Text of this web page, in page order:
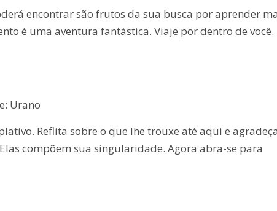
encontrar são frutos da sua busca por aprender
é uma aventura fantástica. Viaje por dentro de você.
Urano
Reflita sobre o que lhe trouxe até aqui e
compõem sua singularidade. Agora abra-se para